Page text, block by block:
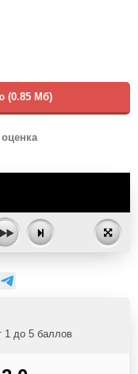
(0.85 Мб)
1 до 5 баллов